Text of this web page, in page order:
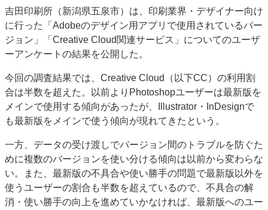
SDGs・地域
ポストプレス ビジネス イベント 信用情報
業界
市場・統計
人事・移転・異動・訃報
特集記事カテゴリー一覧
特集・デジタル印刷 アイデアで勝負！ ～多様なビジネス・多彩な商材～
JAPAN PACK 2023 特集
中古印刷機・製本機特集
2022 見える化・MIS特集
2022 検査・校正特集
案内
発刊案内
JFPI印刷用語集 印刷機材年鑑
運営
吉田印刷所（新潟県五泉市）は、印刷業界・デザイナー向け
に行った「Adobeのデザイン用アプリで使用されているバー
ジョン」「Creative Cloud関連サービス」についてのユーザ
ーアンケートの結果を公開した。
今回の調査結果では、Creative Cloud（以下CC）の利用割
合は半数を超えた。以前よりPhotoshopユーザーは最新版を
メインで使用する傾向があったが、Illustrator・InDesignで
も最新版をメインで使う傾向が現れてきたという。
一方、データの受け渡しでバージョン間のトラブルを防ぐた
めに複数のバージョンを使い分ける傾向は以前から変わらな
い。また、最新版の不具合や使い勝手の問題で最新版以外を
使うユーザーの割合も半数を超えているので、不具合の解
消・使い勝手の向上を進めていかなければ、最新版へのユー